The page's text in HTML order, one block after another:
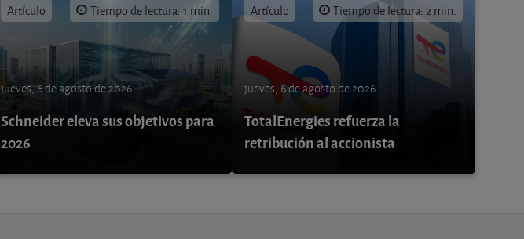
Artículo Tiempo de lectura: 1 min.
jueves, 6 de agosto de 2026
Schneider eleva sus objetivos para
2026
Artículo Tiempo de lectura: 2 min.
jueves, 6 de agosto de 2026
TotalEnergies refuerza la
retribución al accionista